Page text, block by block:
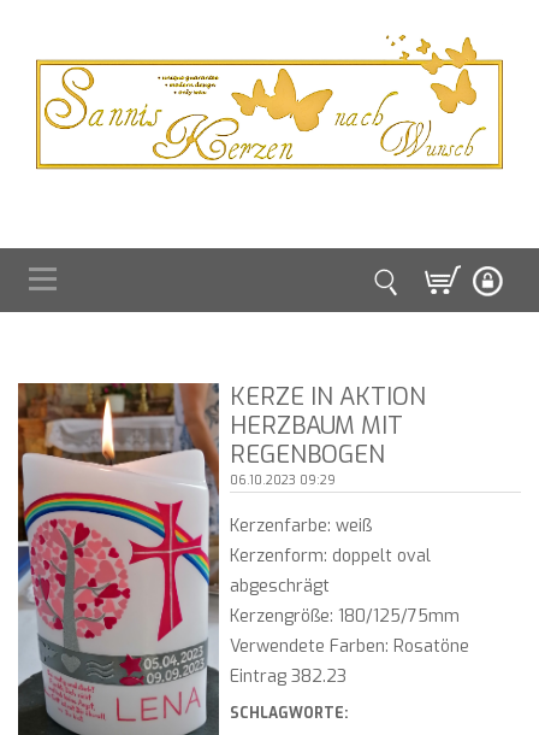
KERZE IN AKTION
HERZBAUM MIT
REGENBOGEN
06.10.2023 09:29
Kerzenfarbe: weiß
Kerzenform: doppelt oval
abgeschrägt
Kerzengröße: 180/125/75mm
Verwendete Farben: Rosatöne
Eintrag 382.23
SCHLAGWORTE: